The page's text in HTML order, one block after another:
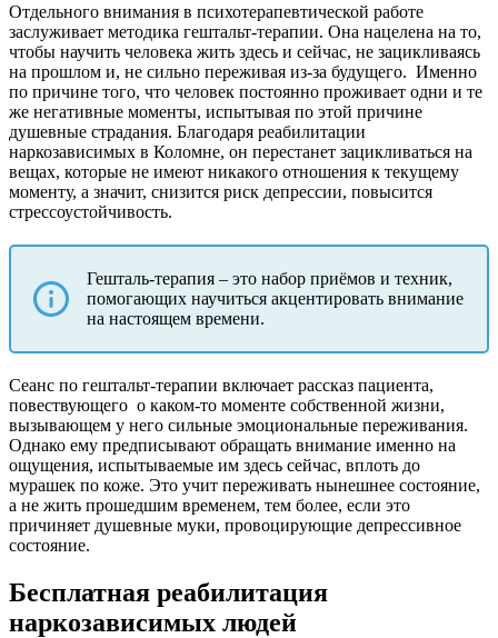
Отдельного внимания в психотерапевтической работе
заслуживает методика гештальт-терапии. Она нацелена на то,
чтобы научить человека жить здесь и сейчас, не зацикливаясь
на прошлом и, не сильно переживая из-за будущего. Именно
по причине того, что человек постоянно проживает одни и те
же негативные моменты, испытывая по этой причине
душевные страдания. Благодаря реабилитации
наркозависимых в Коломне, он перестанет зацикливаться на
вещах, которые не имеют никакого отношения к текущему
моменту, а значит, снизится риск депрессии, повысится
стрессоустойчивость.
Гешталь-терапия – это набор приёмов и техник,
помогающих научиться акцентировать внимание
на настоящем времени.
Сеанс по гештальт-терапии включает рассказ пациента,
повествующего о каком-то моменте собственной жизни,
вызывающем у него сильные эмоциональные переживания.
Однако ему предписывают обращать внимание именно на
ощущения, испытываемые им здесь сейчас, вплоть до
мурашек по коже. Это учит переживать нынешнее состояние,
а не жить прошедшим временем, тем более, если это
причиняет душевные муки, провоцирующие депрессивное
состояние.
Бесплатная реабилитация
наркозависимых людей